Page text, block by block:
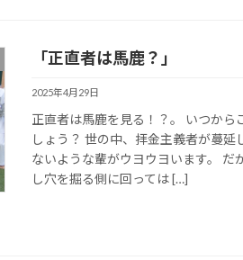
「正直者は馬鹿？」
2025年4月29日
正直者は馬鹿を見る！？。 いつから
しょう？ 世の中、拝金主義者が蔓
ないような輩がウヨウヨいます。 だ
し穴を掘る側に回っては […]